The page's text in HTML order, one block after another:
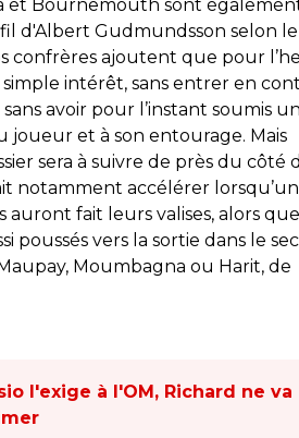
et Bournemouth sont
d'Albert Gudmundsson selon le
confrères ajoutent que pour
simple intérêt, sans entrer en
avoir pour l’instant soumis
et à son entourage. Mais
sera à suivre de près du côté
notamment accélérer
fait leurs valises, alors
poussés vers la sortie dans le
Moumbagna ou Harit, de
l'exige à l'OM, Richard ne va